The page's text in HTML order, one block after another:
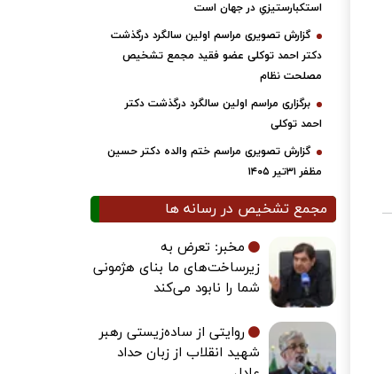
استکبارستیزیِ در جهان است
گزارش تصویری مراسم اولین سالگرد درگذشت
دکتر احمد توکلی عضو فقید مجمع تشخیص
مصلحت نظام
برگزاری مراسم اولین سالگرد درگذشت دکتر
احمد توکلی
گزارش تصویری مراسم ختم والده دکتر حسین
مظفر ۳۱تیر ۱۴۰۵
مجمع تشخیص در رسانه ها
مخبر: تعرض به
زیرساخت‌های ما بنای هژمونی
شما را نابود می‌کند
روایتی از ساده‌زیستی رهبر
شهید انقلاب از زبان حداد